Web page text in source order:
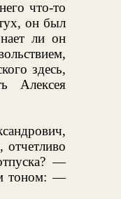
что-то
он был
ли он
здесь,
Алексея
—
тоном: —